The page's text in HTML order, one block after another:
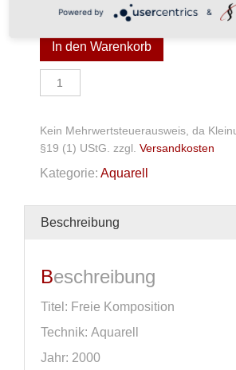
49,00 €
In den Warenkorb
Aquarell
Menge
Kein Mehrwertsteuerausweis, da
§19 (1) UStG. zzgl. Versandkosten
Kategorie: Aquarell
Beschreibung
Beschreibung
Titel: Freie Komposition
Technik: Aquarell
Jahr: 2000
Powered by &